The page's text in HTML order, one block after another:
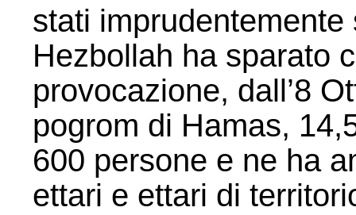
stati
Hezbollah ha sparato
provocazione, dall’8
pogrom di Hamas,
600 persone e ne ha
ettari e ettari di